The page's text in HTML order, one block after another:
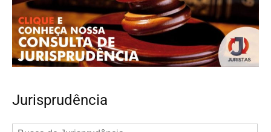
Jurisprudência